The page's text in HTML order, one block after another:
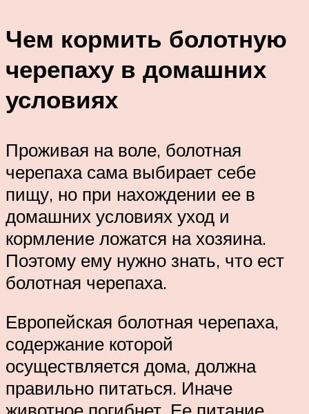
Чем кормить болотную
черепаху в домашних
условиях
Проживая на воле, болотная
черепаха сама выбирает себе
пищу, но при нахождении ее в
домашних условиях уход и
кормление ложатся на хозяина.
Поэтому ему нужно знать, что ест
болотная черепаха.
Европейская болотная черепаха,
содержание которой
осуществляется дома, должна
правильно питаться. Иначе